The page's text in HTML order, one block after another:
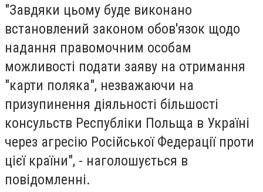
"Завдяки цьому буде виконано
встановлений законом обов'язок щодо
надання правомочним особам
можливості подати заяву на отримання
"карти поляка", незважаючи на
призупинення діяльності більшості
консульств Республіки Польща в Україні
через агресію Російської Федерації проти
цієї країни", - наголошується в
повідомленні.